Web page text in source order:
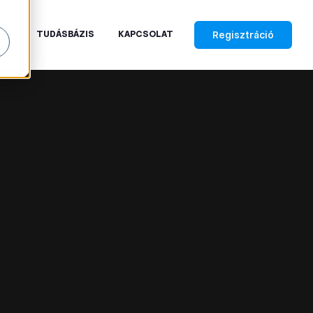
TUDÁSBÁZIS KAPCSOLAT Regisztráció